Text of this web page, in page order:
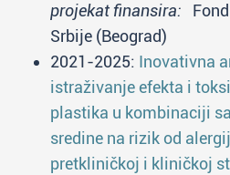
projekat finansira:
Srbije (Beograd)
2021-2025: Inovativna
istraživanje efekta i
plastika u kombinaciji
sredine na rizik od
pretkliničkoj i kliničkoj